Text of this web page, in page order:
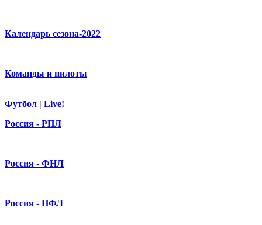
Календарь сезона-2022
Команды и пилоты
Футбол | Live!
Россия - РПЛ
Россия - ФНЛ
Россия - ПФЛ